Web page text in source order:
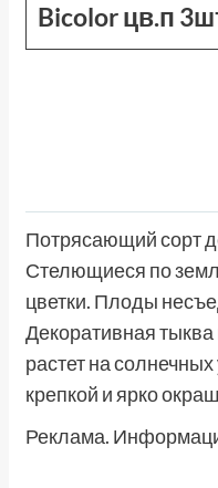
Bicolor цв.п
Потрясающий сорт
Стелющиеся по
цветки. Плоды
Декоративная
растет на
крепкой и ярко
Реклама.